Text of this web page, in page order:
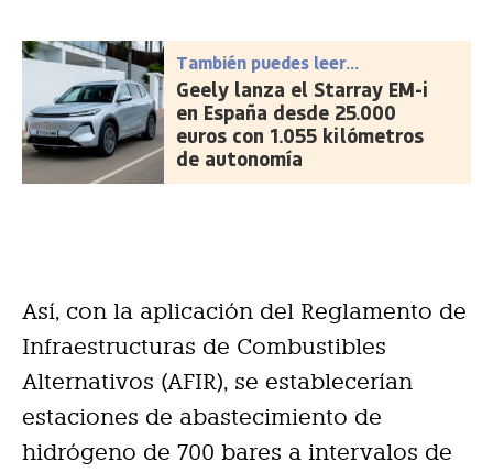
También puedes leer...
Geely lanza el Starray EM-i
en España desde 25.000
euros con 1.055 kilómetros
de autonomía
Así, con la aplicación del Reglamento de
Infraestructuras de Combustibles
Alternativos (AFIR), se establecerían
estaciones de abastecimiento de
hidrógeno de 700 bares a intervalos de